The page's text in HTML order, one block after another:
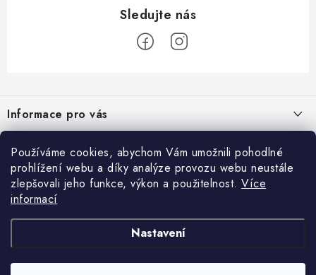
Používáme cookies, abychom Vám umožnili pohodlné
prohlížení webu a díky analýze provozu webu neustále
zlepšovali jeho funkce, výkon a použitelnost. Více
informací
Nastavení
p
a
Informace pro vás
Jak nakupovat
O nás
Kontakty
Obchodní podmínky
Sortiment
Chemie a péče o vozidla
Příslušenství a ND k automyčkám
Nejprodávanější
Napěňovač žlutý 1l (různé vstupy)
Přijímáme online platby